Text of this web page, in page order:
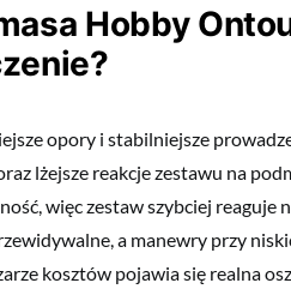
Hobby
opory i stabilniejsze
lżejsze reakcje zestawu na
więc zestaw szybciej reaguje
a manewry przy
kosztów pojawia się realna